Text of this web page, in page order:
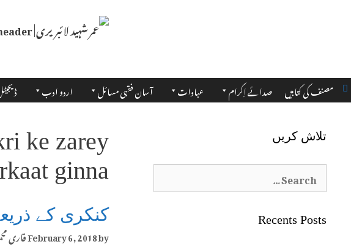
مصنف کی کتابیں صدائے اِکرام عبادات آسان فقہی مسائل اردو ادب
ke zarey
rkaat ginna
کنکری کے
February 6, 2018by قاری
تلاش کریں
Search
Recents Posts